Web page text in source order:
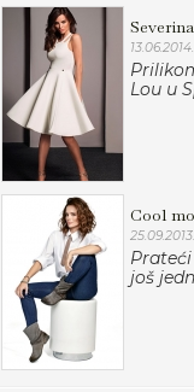
13.06.2014.
Lou u
Cool
25.09.2013.
još